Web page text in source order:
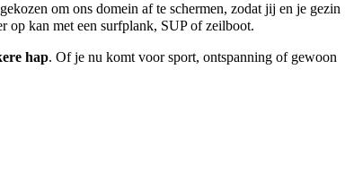
om ons domein af te schermen, zodat jij en je gezin
op kan met een surfplank, SUP of zeilboot.
hap. Of je nu komt voor sport, ontspanning of gewoon